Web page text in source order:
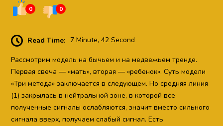
0 0
Read Time: 7 Minute, 42 Second
Рассмотрим модель на бычьем и на медвежьем тренде.
Первая свеча — «мать», вторая — «ребенок». Суть модели
«Три метода» заключается в следующем. Но средняя линия
(1) закрылась в нейтральной зоне, в которой все
полученные сигналы ослабляются, значит вместо сильного
сигнала вверх, получаем слабый сигнал. Есть